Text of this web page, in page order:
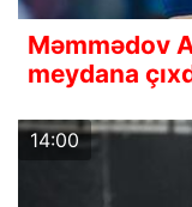
Məmmədov
meydana
14:00